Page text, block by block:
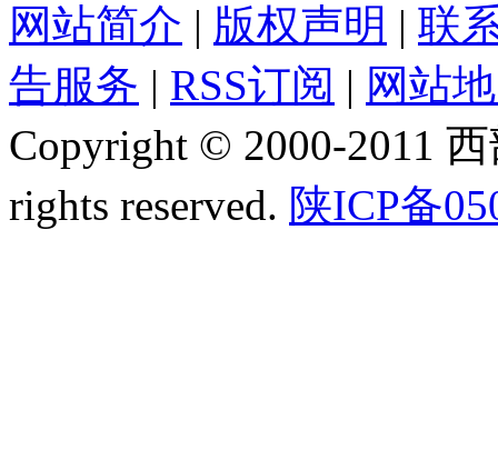
网站简介 | 版权声明 | 联
告服务 | RSS订阅 | 网站
Copyright © 2000-2011
rights reserved. 陕ICP备